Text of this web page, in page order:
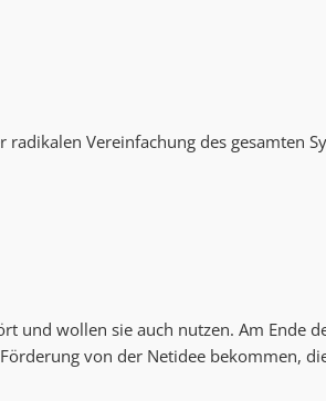
Vereinfachung des gesamten
und wollen sie auch nutzen. Am Ende
von der Netidee bekommen,